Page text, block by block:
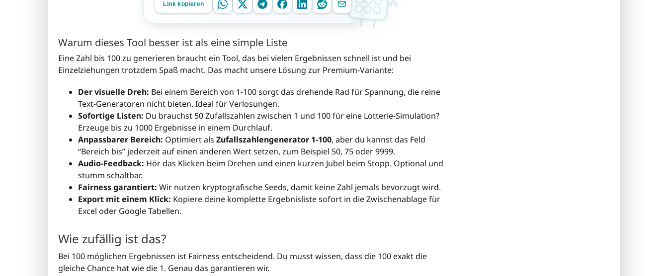
Link kopieren
Warum dieses Tool besser ist als eine simple Liste
Eine Zahl bis 100 zu generieren braucht ein Tool, das bei vielen Ergebnissen schnell ist und bei
Einzelziehungen trotzdem Spaß macht. Das macht unsere Lösung zur Premium-Variante:
Der visuelle Dreh: Bei einem Bereich von 1-100 sorgt das drehende Rad für Spannung, die reine
Text-Generatoren nicht bieten. Ideal für Verlosungen.
Sofortige Listen: Du brauchst 50 Zufallszahlen zwischen 1 und 100 für eine Lotterie-Simulation?
Erzeuge bis zu 1000 Ergebnisse in einem Durchlauf.
Anpassbarer Bereich: Optimiert als Zufallszahlengenerator 1-100, aber du kannst das Feld
“Bereich bis” jederzeit auf einen anderen Wert setzen, zum Beispiel 50, 75 oder 9999.
Audio-Feedback: Hör das Klicken beim Drehen und einen kurzen Jubel beim Stopp. Optional und
stumm schaltbar.
Fairness garantiert: Wir nutzen kryptografische Seeds, damit keine Zahl jemals bevorzugt wird.
Export mit einem Klick: Kopiere deine komplette Ergebnisliste sofort in die Zwischenablage für
Excel oder Google Tabellen.
Wie zufällig ist das?
Bei 100 möglichen Ergebnissen ist Fairness entscheidend. Du musst wissen, dass die 100 exakt die
gleiche Chance hat wie die 1. Genau das garantieren wir.